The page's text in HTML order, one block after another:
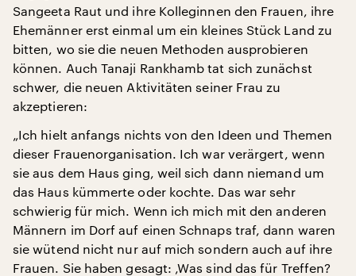
Sangeeta Raut und ihre Kolleginnen den Frauen, ihre
Ehemänner erst einmal um ein kleines Stück Land zu
bitten, wo sie die neuen Methoden ausprobieren
können. Auch Tanaji Rankhamb tat sich zunächst
schwer, die neuen Aktivitäten seiner Frau zu
akzeptieren:
„Ich hielt anfangs nichts von den Ideen und Themen
dieser Frauenorganisation. Ich war verärgert, wenn
sie aus dem Haus ging, weil sich dann niemand um
das Haus kümmerte oder kochte. Das war sehr
schwierig für mich. Wenn ich mich mit den anderen
Männern im Dorf auf einen Schnaps traf, dann waren
sie wütend nicht nur auf mich sondern auch auf ihre
Frauen. Sie haben gesagt: ‚Was sind das für Treffen?